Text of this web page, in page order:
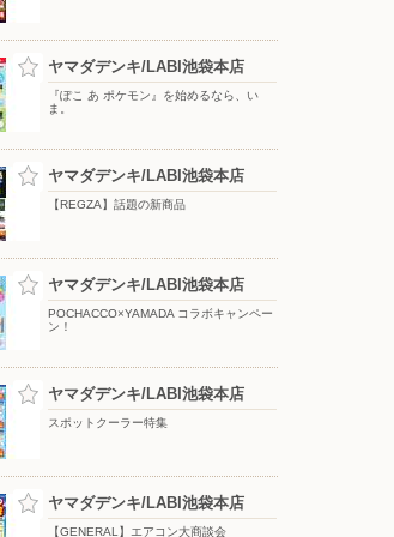
ポケモン』を始めるな
電動ソファならヤマダ
【エアコン・冷蔵庫・
洗濯機】衝撃特価…
ヤマダデンキ/LABI池袋本店
『ぽこ あ ポケモン』を始めるなら、い
ま。
ヤマダデンキ/LABI池袋本店
【REGZA】話題の新商品
ヤマダデンキ/LABI池袋本店
POCHACCO×YAMADA コラボキャンペー
ン！
ヤマダデンキ/LABI池袋本店
スポットクーラー特集
ヤマダデンキ/LABI池袋本店
【GENERAL】エアコン大商談会